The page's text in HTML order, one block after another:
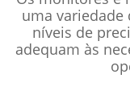
uma variedade
níveis de
adequam às